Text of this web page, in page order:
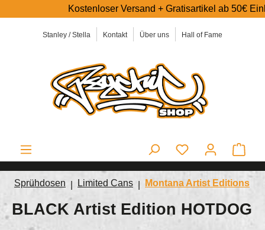
Stanley / Stella Kontakt Über uns Hall of Fame
Kostenloser Versand + Gratisartikel ab 50€ Einkaufswert
Sprühdosen Limited Cans Montana Artist Editions
BLACK Artist Edition HOTDOG